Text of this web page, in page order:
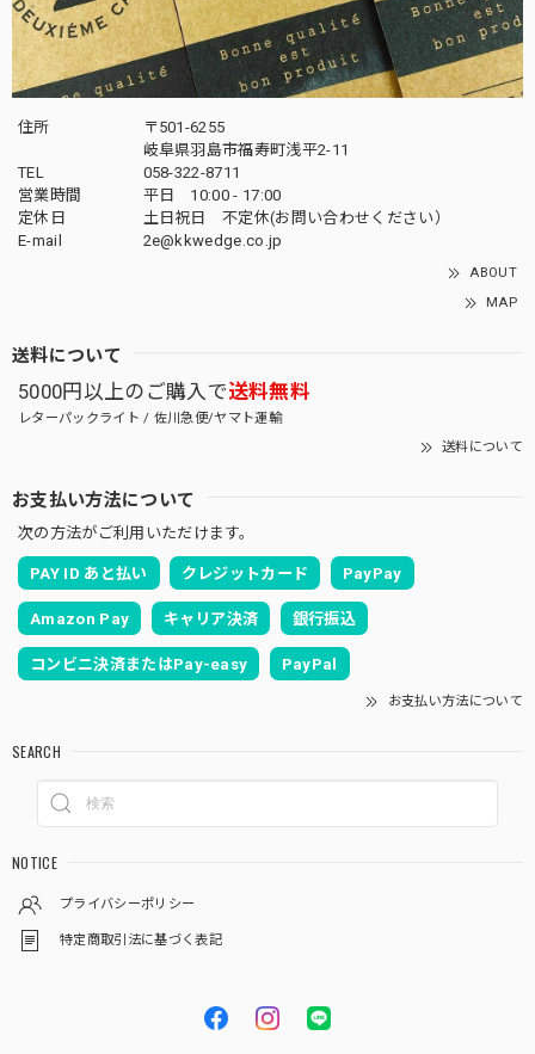
住所
〒501-6255
岐阜県羽島市福寿町浅平2-11
TEL
058-322-8711
営業時間
平日 10:00 - 17:00
定休日
土日祝日 不定休(お問い合わせください）
E-mail
2e@kkwedge.co.jp
ABOUT
MAP
送料について
5000円以上のご購入で送料無料
レターパックライト / 佐川急便/ヤマト運輸
送料について
お支払い方法について
次の方法がご利用いただけます。
PAY ID あと払い クレジットカード PayPay
Amazon Pay キャリア決済 銀行振込
コンビニ決済またはPay-easy PayPal
お支払い方法について
SEARCH
NOTICE
プライバシーポリシー
特定商取引法に基づく表記